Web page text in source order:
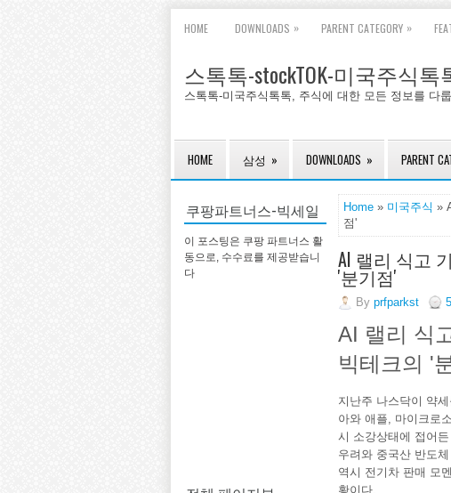
HOME DOWNLOADS » PARENT CATEGORY »
스톡톡-stockTOK-미국주식톡
스톡톡-미국주식톡톡, 주식에 대한 모든 정보를 다
HOME 삼성 » DOWNLOADS » PARENT
쿠팡파트너스-빅세일
이 포스팅은 쿠팡 파트너스 활
동으로, 수수료를 제공받습니
다
Home » 미국주식 »
점'
AI 랠리 식고
'분기점'
By prfparkst
AI 랠리 식
빅테크의 '
지난주 나스닥이 약
아와 애플, 마이크로
시 소강상태에 접어
우려와 중국산 반도
역시 전기차 판매 모
황이다.